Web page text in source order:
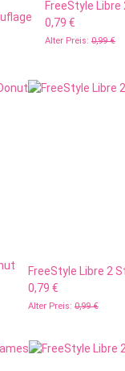
FreeStyle
0,79 €
Alter Preis: 0,99 €
FreeStyle Libre 2
0,79 €
Alter Preis: 0,99 €